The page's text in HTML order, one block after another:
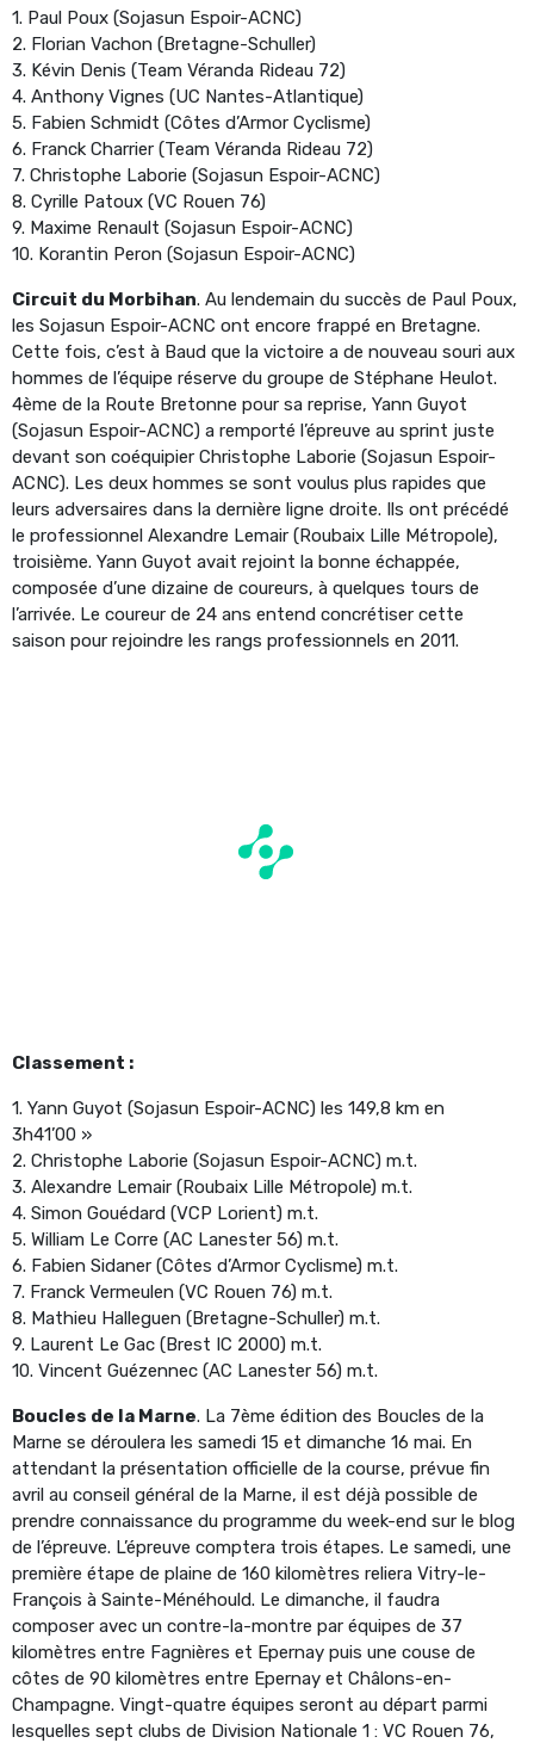
1. Paul Poux (Sojasun Espoir-ACNC)
2. Florian Vachon (Bretagne-Schuller)
3. Kévin Denis (Team Véranda Rideau 72)
4. Anthony Vignes (UC Nantes-Atlantique)
5. Fabien Schmidt (Côtes d’Armor Cyclisme)
6. Franck Charrier (Team Véranda Rideau 72)
7. Christophe Laborie (Sojasun Espoir-ACNC)
8. Cyrille Patoux (VC Rouen 76)
9. Maxime Renault (Sojasun Espoir-ACNC)
10. Korantin Peron (Sojasun Espoir-ACNC)
Circuit du Morbihan. Au lendemain du succès de Paul Poux,
les Sojasun Espoir-ACNC ont encore frappé en Bretagne.
Cette fois, c’est à Baud que la victoire a de nouveau souri aux
hommes de l’équipe réserve du groupe de Stéphane Heulot.
4ème de la Route Bretonne pour sa reprise, Yann Guyot
(Sojasun Espoir-ACNC) a remporté l’épreuve au sprint juste
devant son coéquipier Christophe Laborie (Sojasun Espoir-
ACNC). Les deux hommes se sont voulus plus rapides que
leurs adversaires dans la dernière ligne droite. Ils ont précédé
le professionnel Alexandre Lemair (Roubaix Lille Métropole),
troisième. Yann Guyot avait rejoint la bonne échappée,
composée d’une dizaine de coureurs, à quelques tours de
l’arrivée. Le coureur de 24 ans entend concrétiser cette
saison pour rejoindre les rangs professionnels en 2011.
Classement :
1. Yann Guyot (Sojasun Espoir-ACNC) les 149,8 km en
3h41’00 »
2. Christophe Laborie (Sojasun Espoir-ACNC) m.t.
3. Alexandre Lemair (Roubaix Lille Métropole) m.t.
4. Simon Gouédard (VCP Lorient) m.t.
5. William Le Corre (AC Lanester 56) m.t.
6. Fabien Sidaner (Côtes d’Armor Cyclisme) m.t.
7. Franck Vermeulen (VC Rouen 76) m.t.
8. Mathieu Halleguen (Bretagne-Schuller) m.t.
9. Laurent Le Gac (Brest IC 2000) m.t.
10. Vincent Guézennec (AC Lanester 56) m.t.
Boucles de la Marne. La 7ème édition des Boucles de la
Marne se déroulera les samedi 15 et dimanche 16 mai. En
attendant la présentation officielle de la course, prévue fin
avril au conseil général de la Marne, il est déjà possible de
prendre connaissance du programme du week-end sur le blog
de l’épreuve. L’épreuve comptera trois étapes. Le samedi, une
première étape de plaine de 160 kilomètres reliera Vitry-le-
François à Sainte-Ménéhould. Le dimanche, il faudra
composer avec un contre-la-montre par équipes de 37
kilomètres entre Fagnières et Epernay puis une couse de
côtes de 90 kilomètres entre Epernay et Châlons-en-
Champagne. Vingt-quatre équipes seront au départ parmi
lesquelles sept clubs de Division Nationale 1 : VC Rouen 76,